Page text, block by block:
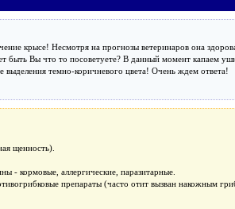
крысе! Несмотря на прогнозы ветеринаров она
Вы что то посоветуете? В данный момент капаем
выделения темно-коричневого цвета! Очень ждем ответа!
щенность).
- кормовые, аллергические, паразитарные.
препараты (часто отит вызван накожным